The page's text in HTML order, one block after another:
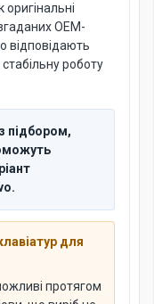
OEM-
відповідають
роботу
підбором,
для
протягом